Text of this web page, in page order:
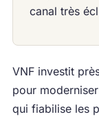
canal très
VNF investit
pour
qui fiabilise les